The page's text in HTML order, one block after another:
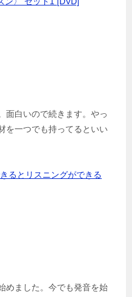
面白いので続きます。やっ
を一つでも持ってるといい
るとリスニングができる
めました。今でも発音を始